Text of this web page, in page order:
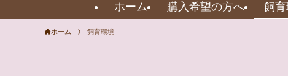
ホーム 購入希望の方へ 飼
ホーム 飼育環境